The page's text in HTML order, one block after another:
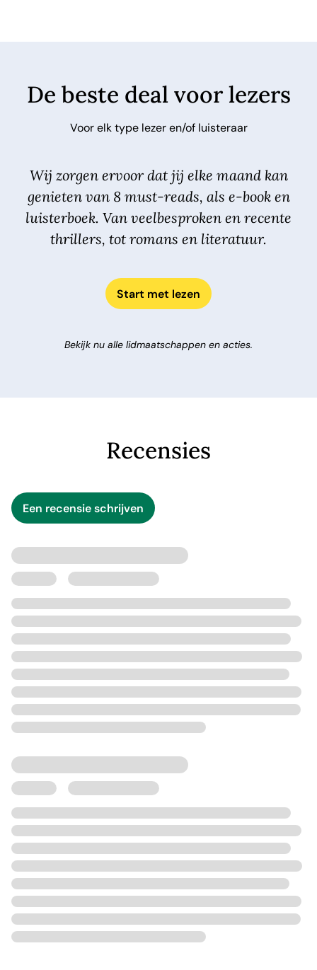
De beste deal voor lezers
Voor elk type lezer en/of luisteraar
Wij zorgen ervoor dat jij elke maand kan
genieten van 8 must-reads, als e-book en
luisterboek. Van veelbesproken en recente
thrillers, tot romans en literatuur.
Start met lezen
Bekijk nu alle lidmaatschappen en acties.
Recensies
Een recensie schrijven